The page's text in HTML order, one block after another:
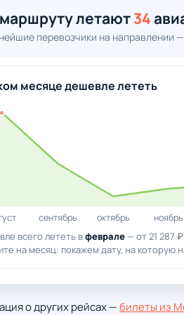
летают34
перевозчики на направлении
месяце дешевле лететь
сентябрь октябрь ноябрь
всего лететь вфеврале — от 21 287
на месяц: покажем дату, на которую
о других рейсах —билеты из